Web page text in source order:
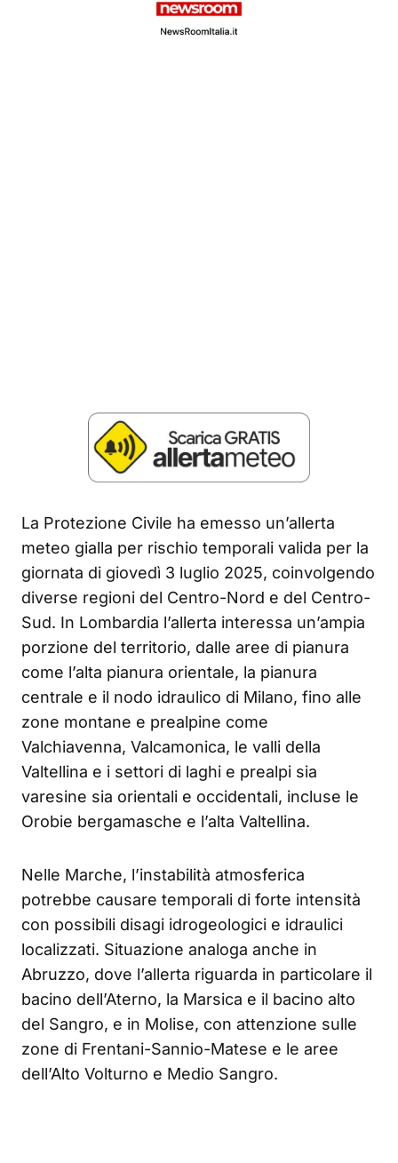
La Protezione Civile ha emesso un’allerta
meteo gialla per rischio temporali valida per la
giornata di giovedì 3 luglio 2025, coinvolgendo
diverse regioni del Centro-Nord e del Centro-
Sud. In Lombardia l’allerta interessa un’ampia
porzione del territorio, dalle aree di pianura
come l’alta pianura orientale, la pianura
centrale e il nodo idraulico di Milano, fino alle
zone montane e prealpine come
Valchiavenna, Valcamonica, le valli della
Valtellina e i settori di laghi e prealpi sia
varesine sia orientali e occidentali, incluse le
Orobie bergamasche e l’alta Valtellina.
Nelle Marche, l’instabilità atmosferica
potrebbe causare temporali di forte intensità
con possibili disagi idrogeologici e idraulici
localizzati. Situazione analoga anche in
Abruzzo, dove l’allerta riguarda in particolare il
bacino dell’Aterno, la Marsica e il bacino alto
del Sangro, e in Molise, con attenzione sulle
zone di Frentani-Sannio-Matese e le aree
dell’Alto Volturno e Medio Sangro.